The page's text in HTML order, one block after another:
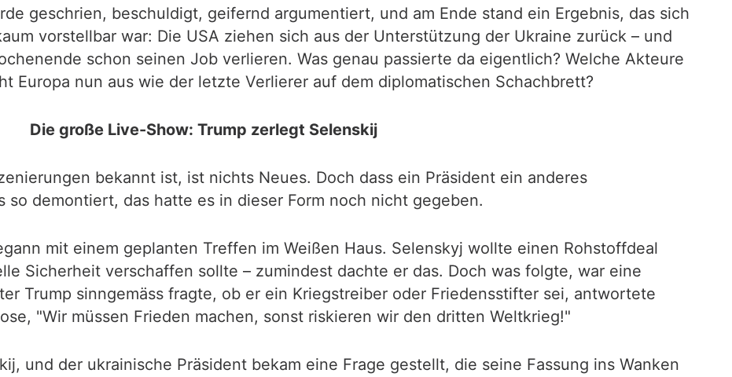
geschrien, beschuldigt, geifernd argumentiert, und am Ende stand ein Ergebnis, das sich
vorstellbar war: Die USA ziehen sich aus der Unterstützung der Ukraine zurück – und
schon seinen Job verlieren. Was genau passierte da eigentlich? Welche Akteure
Europa nun aus wie der letzte Verlierer auf dem diplomatischen Schachbrett?
Die große Live-Show: Trump zerlegt Selenskij
bekannt ist, ist nichts Neues. Doch dass ein Präsident ein anderes
so demontiert, das hatte es in dieser Form noch nicht gegeben.
mit einem geplanten Treffen im Weißen Haus. Selenskyj wollte einen Rohstoffdeal
Sicherheit verschaffen sollte – zumindest dachte er das. Doch was folgte, war eine
Trump sinngemäss fragte, ob er ein Kriegstreiber oder Friedensstifter sei, antwortete
"Wir müssen Frieden machen, sonst riskieren wir den dritten Weltkrieg!"
und der ukrainische Präsident bekam eine Frage gestellt, die seine Fassung ins Wanken